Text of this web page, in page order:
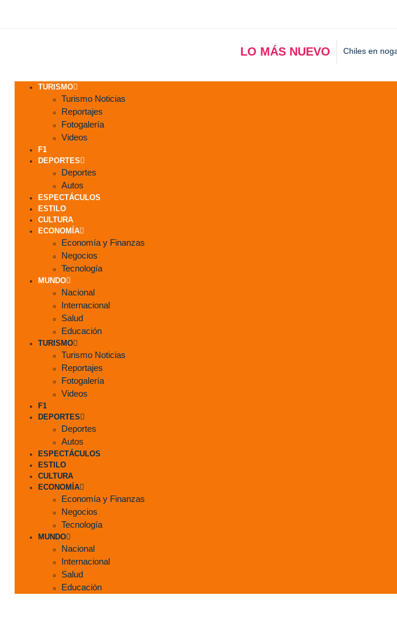
LO MÁS NUEVO Chiles en
TURISMO
Turismo Noticias
Reportajes
Fotogalería
Videos
F1
DEPORTES
Deportes
Autos
ESPECTÁCULOS
ESTILO
CULTURA
ECONOMÍA
Economía y Finanzas
Negocios
Tecnología
MUNDO
Nacional
Internacional
Salud
Educación
TURISMO
Turismo Noticias
Reportajes
Fotogalería
Videos
F1
DEPORTES
Deportes
Autos
ESPECTÁCULOS
ESTILO
CULTURA
ECONOMÍA
Economía y Finanzas
Negocios
Tecnología
MUNDO
Nacional
Internacional
Salud
Educación